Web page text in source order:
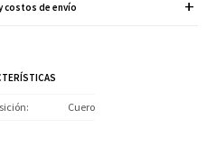
costos de envío
Cuero